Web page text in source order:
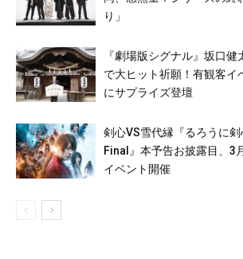
り」
『劇場版シグナル』坂口
で大ヒット祈願！有観客イ
にサプライズ登壇
剣心VS雪代縁『るろうに
Final』本予告お披露目、3
イベント開催